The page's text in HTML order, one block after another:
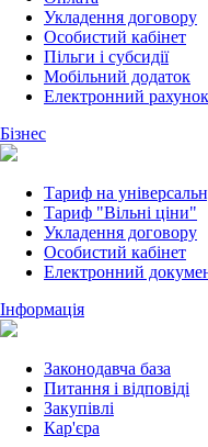
Укладення договору
Особистий кабінет
Пільги і субсидії
Мобільний додаток
Електронний рахунок
Бізнес
Тариф на
Тариф "Вільні ціни"
Укладення договору
Особистий кабінет
Електронний
Інформація
Законодавча база
Питання і відповіді
Закупівлі
Кар'єра